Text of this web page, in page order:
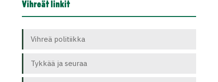
Vihreät linkit
Vihreä politiikka
Tykkää ja seuraa